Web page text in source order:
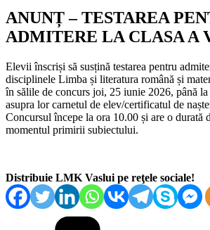
ANUNȚ – TESTAREA
ADMITERE LA CLASA A
Elevii înscriși să susțină testarea pentru
disciplinele Limba și literatura română și
în sălile de concurs joi, 25 iunie 2026, până
asupra lor carnetul de elev/certificatul de
Concursul începe la ora 10.00 și are o durată
momentul primirii subiectului.
Distribuie LMK Vaslui pe reţele sociale!